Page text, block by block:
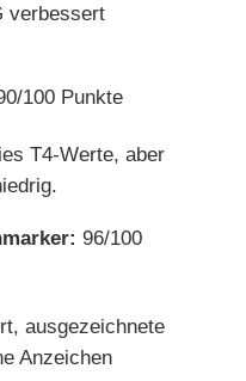
verbessert
100 Punkte
T4-Werte, aber
96/100
ausgezeichnete
Anzeichen